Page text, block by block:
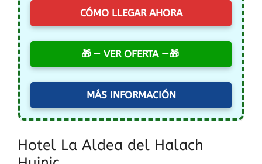
CÓMO LLEGAR AHORA
— VER OFERTA —
MÁS INFORMACIÓN
Hotel La Aldea del Halach